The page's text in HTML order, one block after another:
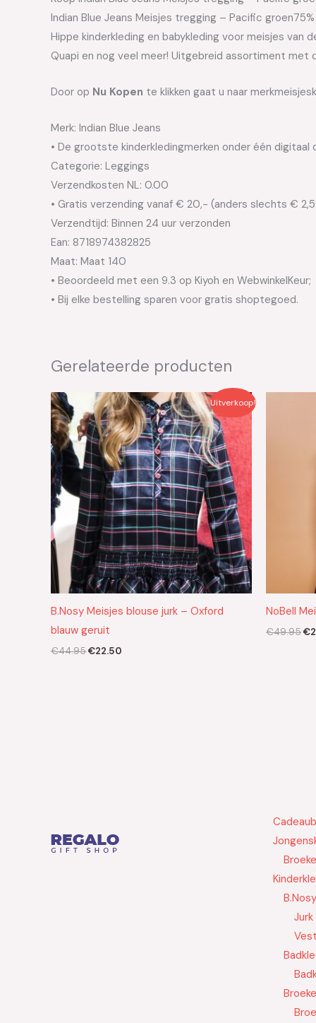
Indian Blue Jeans Meisjes tregging – Pacific
Hippe kinderkleding en babykleding voor meisjes van
Quapi en nog veel meer! Uitgebreid assortiment
Door op Nu Kopen te klikken gaat u naar
Merk: Indian Blue Jeans
• De grootste kinderkledingmerken onder één digitaal
Categorie: Leggings
Verzendkosten NL: 0.00
• Gratis verzending vanaf € 20,- (anders slechts €
Verzendtijd: Binnen 24 uur verzonden
Ean: 8718974382825
Maat: Maat 140
• Beoordeeld met een 9.3 op Kiyoh en WebwinkelKeur;
• Bij elke bestelling sparen voor gratis shoptegoed.
Gerelateerde producten
Uitverkoop!
B.Nosy Meisjes blouse jurk – Oxford
blauw geruit
€44.95
Oorspronkelijke
prijs
was:
€44.95.
€22.50
Huidige
prijs
is:
€22.50.
NoBell
€49.95€
B.Nosy
Jurk
Vest